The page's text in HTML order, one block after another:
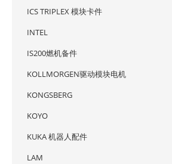
ICS TRIPLEX 模块卡件
INTEL
IS200燃机备件
KOLLMORGEN驱动模块电机
KONGSBERG
KOYO
KUKA 机器人配件
LAM